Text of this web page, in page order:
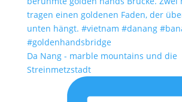
Da Nang - marble mountains und die
Streinmetzstadt